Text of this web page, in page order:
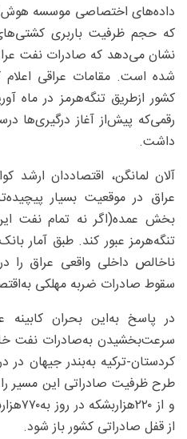
داده‌های اختصاصی موسسه هوش
که حجم ظرفیت باربری
نشان می‌دهد که صادرات نفت
شده است. مقامات عراقی
داشت.
آلان لمانگن، اقتصاددان ارشد
عراق در موقعیت بسیار
بخش عمده(اگر نه تمام نفت
سقوط صادرات ضربه مهلکی
در پاسخ به‌این بحران
سرعت‌بخشیدن به‌صادرات نفت
کردستان-ترکیه به‌بندر جیهان در
طرح ظرفیت صادراتی این مسیر را
و از
از قفل صادراتی کشور باز شود.